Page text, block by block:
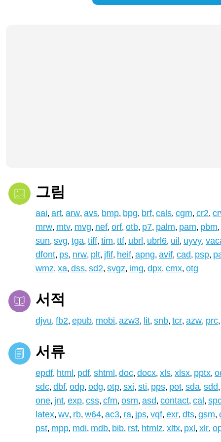
그림
aai, art, arw, avs, bmp, bpg, brf, cals, cgm, cr2,
mrw, mtv, mvg, nef, orf, otb, p7, palm, pam, pbm,
sun, svg, tga, tiff, tim, ttf, ubrl , ubrl6, uil , uyvy,
dfont, ps, nrw, plt, jfif, heif, apng, avif, cad, psp,
wmz, xa, dss, sd2, svgz, img, dpx, cmx, otg
서적
djvu, fb2, epub, mobi, azw3, lit, snb, tcr, azw, prc,
서류
epdf, html , pdf, shtml , doc, docx, xls, xlsx, pptx,
sdc, dbf, odp, odg, otp, sxi, sti, pps, pot, sda, sdd,
one, jnt, exp, css, cfm, osm, asd, contact, cal ,
latex, wv, rb, w64, ac3, ra, jps, vqf, exr, dts, gsm,
pst, mpp, mdi, mdb, bib, rst, htmlz, xltx, pxl , xlr,